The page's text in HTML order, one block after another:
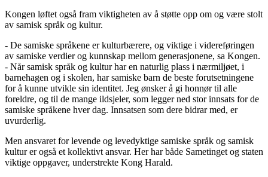
Kongen løftet også fram viktigheten av å støtte opp om og være stolt
av samisk språk og kultur.
- De samiske språkene er kulturbærere, og viktige i videreføringen
av samiske verdier og kunnskap mellom generasjonene, sa Kongen.
- Når samisk språk og kultur har en naturlig plass i nærmiljøet, i
barnehagen og i skolen, har samiske barn de beste forutsetningene
for å kunne utvikle sin identitet. Jeg ønsker å gi honnør til alle
foreldre, og til de mange ildsjeler, som legger ned stor innsats for de
samiske språkene hver dag. Innsatsen som dere bidrar med, er
uvurderlig.
Men ansvaret for levende og levedyktige samiske språk og samisk
kultur er også et kollektivt ansvar. Her har både Sametinget og staten
viktige oppgaver, understrekte Kong Harald.